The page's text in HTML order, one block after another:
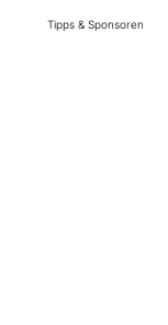
Tipps & Sponsoren